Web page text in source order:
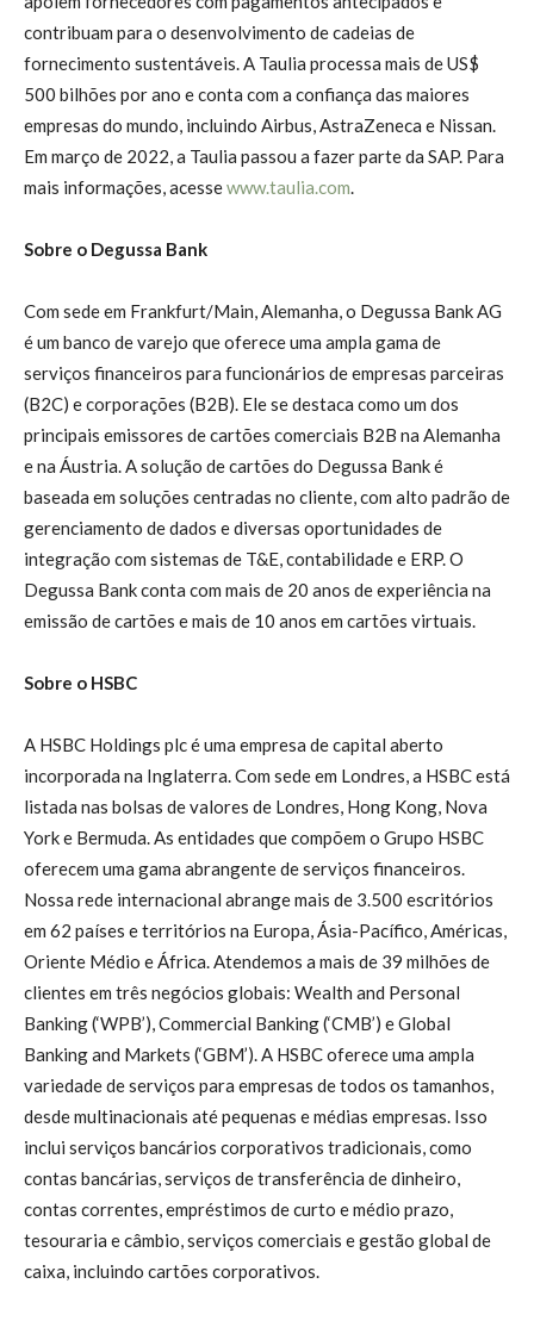
contribuam para o desenvolvimento de cadeias de
fornecimento sustentáveis. A Taulia processa mais de US$
500 bilhões por ano e conta com a confiança das maiores
empresas do mundo, incluindo Airbus, AstraZeneca e Nissan.
Em março de 2022, a Taulia passou a fazer parte da SAP. Para
mais informações, acessewww.taulia.com.
Sobre o Degussa Bank
Com sede em Frankfurt/Main, Alemanha, o Degussa Bank AG
é um banco de varejo que oferece uma ampla gama de
serviços financeiros para funcionários de empresas parceiras
(B2C) e corporações (B2B). Ele se destaca como um dos
principais emissores de cartões comerciais B2B na Alemanha
e na Áustria. A solução de cartões do Degussa Bank é
baseada em soluções centradas no cliente, com alto padrão de
gerenciamento de dados e diversas oportunidades de
integração com sistemas de T&E, contabilidade e ERP. O
Degussa Bank conta com mais de 20 anos de experiência na
emissão de cartões e mais de 10 anos em cartões virtuais.
Sobre o HSBC
A HSBC Holdings plc é uma empresa de capital aberto
incorporada na Inglaterra. Com sede em Londres, a HSBC está
listada nas bolsas de valores de Londres, Hong Kong, Nova
York e Bermuda. As entidades que compõem o Grupo HSBC
oferecem uma gama abrangente de serviços financeiros.
Nossa rede internacional abrange mais de 3.500 escritórios
em 62 países e territórios na Europa, Ásia-Pacífico, Américas,
Oriente Médio e África. Atendemos a mais de 39 milhões de
clientes em três negócios globais: Wealth and Personal
Banking (‘WPB’), Commercial Banking (‘CMB’) e Global
Banking and Markets (‘GBM’). A HSBC oferece uma ampla
variedade de serviços para empresas de todos os tamanhos,
desde multinacionais até pequenas e médias empresas. Isso
inclui serviços bancários corporativos tradicionais, como
contas bancárias, serviços de transferência de dinheiro,
contas correntes, empréstimos de curto e médio prazo,
tesouraria e câmbio, serviços comerciais e gestão global de
caixa, incluindo cartões corporativos.